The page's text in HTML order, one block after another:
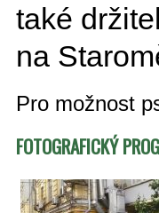
také
na
Pro možnost
FOTOGRAFICKÝ